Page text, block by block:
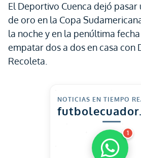
El Deportivo Cuenca dejó
de oro en la Copa
la noche y en la penúltima
empatar dos a dos en casa con
Recoleta.
NOTICIAS EN TIEMPO
1